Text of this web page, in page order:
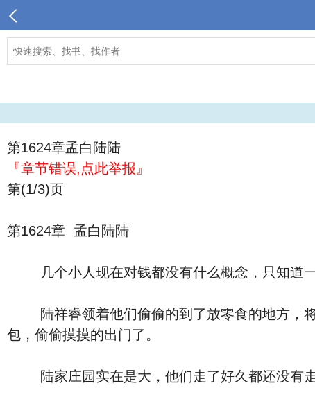
第1624章孟白陆陆
『章节错误,点此举报』
第(1/3)页
第1624章 孟白陆陆
几个小人现在对钱都没有什么概念，只知道一
陆祥睿领着他们偷偷的到了放零食的地方，将
包，偷偷摸摸的出门了。
陆家庄园实在是大，他们走了好久都还没有走